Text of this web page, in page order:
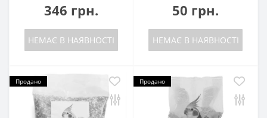
346 грн.
НЕМАЄ В НАЯВНОСТІ
50 грн.
НЕМАЄ В НАЯВНОСТІ
Продано Продано